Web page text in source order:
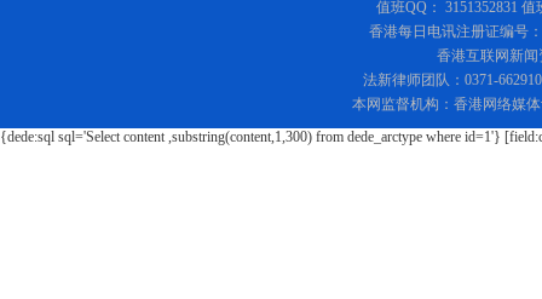
值班QQ： 3151352831
香港每日电讯注册证编号
香港互联网新闻
法新律师团队：0371-
本网监督机构：香港网络媒
{dede:sql sql='Select content ,substring(content,1,300) from dede_arctype where id=1'}